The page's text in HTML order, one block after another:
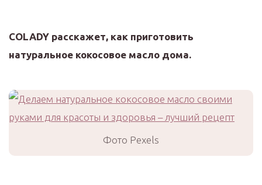
COLADY расскажет, как приготовить
натуральное кокосовое масло дома.
Фото Pexels